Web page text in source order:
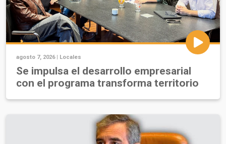
agosto 7, 2026 | Locales
Se impulsa el desarrollo empresarial
con el programa transforma territorio